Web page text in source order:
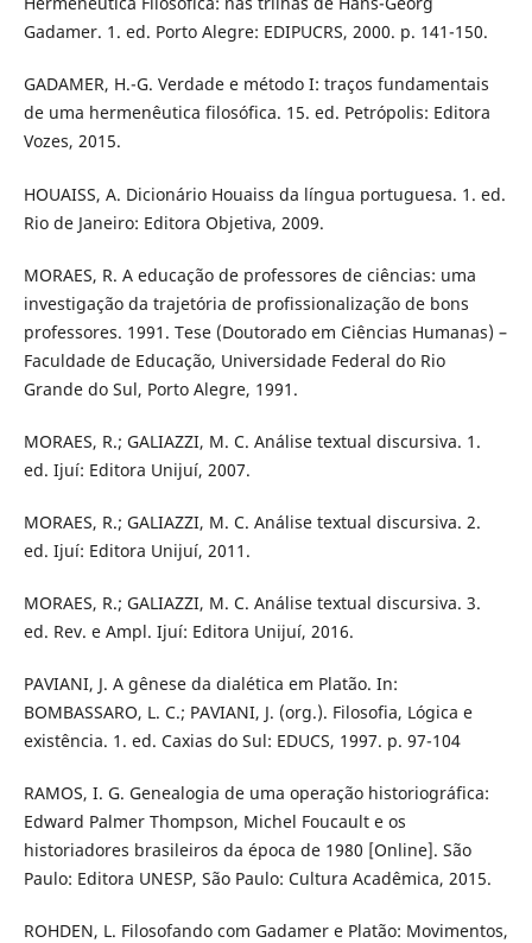
Gadamer. 1. ed. Porto Alegre: EDIPUCRS, 2000. p. 141-150.
GADAMER, H.-G. Verdade e método I: traços fundamentais
de uma hermenêutica filosófica. 15. ed. Petrópolis: Editora
Vozes, 2015.
HOUAISS, A. Dicionário Houaiss da língua portuguesa. 1. ed.
Rio de Janeiro: Editora Objetiva, 2009.
MORAES, R. A educação de professores de ciências: uma
investigação da trajetória de profissionalização de bons
professores. 1991. Tese (Doutorado em Ciências Humanas) –
Faculdade de Educação, Universidade Federal do Rio
Grande do Sul, Porto Alegre, 1991.
MORAES, R.; GALIAZZI, M. C. Análise textual discursiva. 1.
ed. Ijuí: Editora Unijuí, 2007.
MORAES, R.; GALIAZZI, M. C. Análise textual discursiva. 2.
ed. Ijuí: Editora Unijuí, 2011.
MORAES, R.; GALIAZZI, M. C. Análise textual discursiva. 3.
ed. Rev. e Ampl. Ijuí: Editora Unijuí, 2016.
PAVIANI, J. A gênese da dialética em Platão. In:
BOMBASSARO, L. C.; PAVIANI, J. (org.). Filosofia, Lógica e
existência. 1. ed. Caxias do Sul: EDUCS, 1997. p. 97-104
RAMOS, I. G. Genealogia de uma operação historiográfica:
Edward Palmer Thompson, Michel Foucault e os
historiadores brasileiros da época de 1980 [Online]. São
Paulo: Editora UNESP, São Paulo: Cultura Acadêmica, 2015.
ROHDEN, L. Filosofando com Gadamer e Platão: Movimentos,